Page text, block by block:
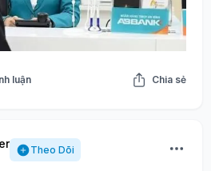
luận Chia sẻ
Theo Dõi